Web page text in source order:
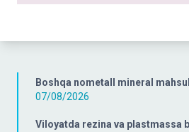
Boshqa nometall mineral
07/08/2026
Viloyatda rezina va plastmassa